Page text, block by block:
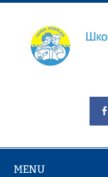
Skip
MENU